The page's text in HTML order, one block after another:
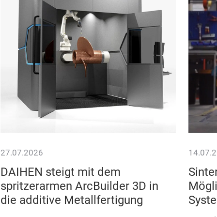
27.07.2026
DAIHEN steigt mit dem
spritzerarmen ArcBuilder 3D in
die additive Metallfertigung